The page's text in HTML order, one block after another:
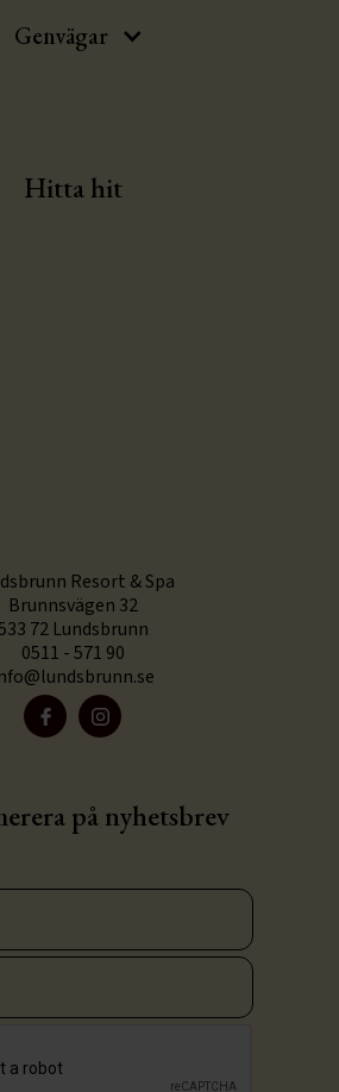
Genvägar
Hitta hit
Resort & Spa
Brunnsvägen 32
72 Lundsbrunn
0511 - 571 90
på nyhetsbrev